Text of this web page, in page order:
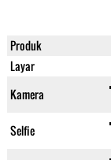
Produk
Layar
Kamera
Selfie